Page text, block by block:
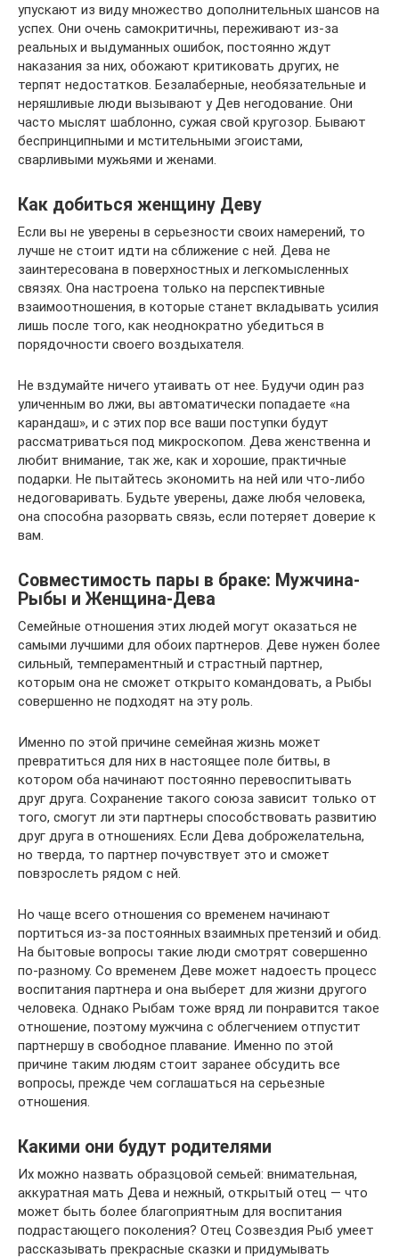
упускают из виду множество дополнительных шансов на
успех. Они очень самокритичны, переживают из-за
реальных и выдуманных ошибок, постоянно ждут
наказания за них, обожают критиковать других, не
терпят недостатков. Безалаберные, необязательные и
неряшливые люди вызывают у Дев негодование. Они
часто мыслят шаблонно, сужая свой кругозор. Бывают
беспринципными и мстительными эгоистами,
сварливыми мужьями и женами.
Как добиться женщину Деву
Если вы не уверены в серьезности своих намерений, то
лучше не стоит идти на сближение с ней. Дева не
заинтересована в поверхностных и легкомысленных
связях. Она настроена только на перспективные
взаимоотношения, в которые станет вкладывать усилия
лишь после того, как неоднократно убедиться в
порядочности своего воздыхателя.
Не вздумайте ничего утаивать от нее. Будучи один раз
уличенным во лжи, вы автоматически попадаете «на
карандаш», и с этих пор все ваши поступки будут
рассматриваться под микроскопом. Дева женственна и
любит внимание, так же, как и хорошие, практичные
подарки. Не пытайтесь экономить на ней или что-либо
недоговаривать. Будьте уверены, даже любя человека,
она способна разорвать связь, если потеряет доверие к
вам.
Coвмecтимocть пaры в брaкe: Mужчинa-
Pыбы и Жeнщинa-Дева
Семейные отношения этих людей могут оказаться не
самыми лучшими для обоих партнеров. Деве нужен более
сильный, темпераментный и страстный партнер,
которым она не сможет открыто командовать, а Рыбы
совершенно не подходят на эту роль.
Именно по этой причине семейная жизнь может
превратиться для них в настоящее поле битвы, в
котором оба начинают постоянно перевоспитывать
друг друга. Сохранение такого союза зависит только от
того, смогут ли эти партнеры способствовать развитию
друг друга в отношениях. Если Дева доброжелательна,
но тверда, то партнер почувствует это и сможет
повзрослеть рядом с ней.
Но чаще всего отношения со временем начинают
портиться из-за постоянных взаимных претензий и обид.
На бытовые вопросы такие люди смотрят совершенно
по-разному. Со временем Деве может надоесть процесс
воспитания партнера и она выберет для жизни другого
человека. Однако Рыбам тоже вряд ли понравится такое
отношение, поэтому мужчина с облегчением отпустит
партнершу в свободное плавание. Именно по этой
причине таким людям стоит заранее обсудить все
вопросы, прежде чем соглашаться на серьезные
отношения.
Какими они будут родителями
Их можно назвать образцовой семьей: внимательная,
аккуратная мать Дева и нежный, открытый отец — что
может быть более благоприятным для воспитания
подрастающего поколения? Отец Созвездия Рыб умеет
рассказывать прекрасные сказки и придумывать